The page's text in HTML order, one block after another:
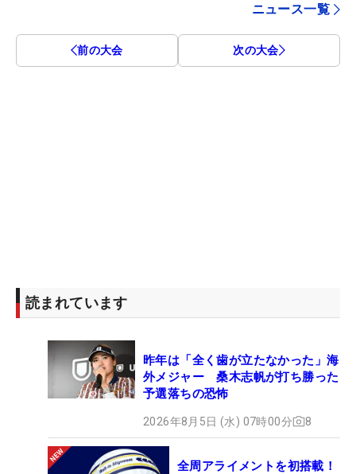
ニュース一覧
前の大会 次の大会
読まれています
昨年は「全く歯が立たなかった」海
外メジャー 桑木志帆が打ち勝った
予選落ちの恐怖
2026年8月5日 (水) 07時00分 8
全周アライメントを初搭載！